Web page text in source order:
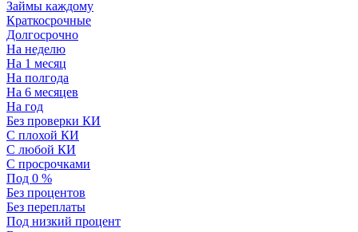
Займы каждому
Краткосрочные
Долгосрочно
На неделю
На 1 месяц
На полгода
На 6 месяцев
На год
Без проверки КИ
С плохой КИ
С любой КИ
С просрочками
Под 0 %
Без процентов
Без переплаты
Под низкий процент